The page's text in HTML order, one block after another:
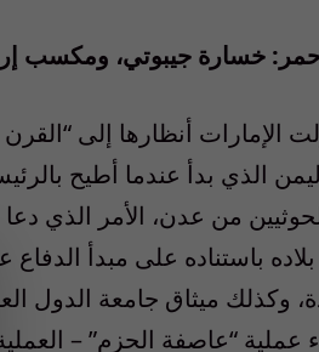
خسارة جيبوتي، ومكسب إ
الإمارات أنظارها إلى
الذي بدأ عندما أطيح
من عدن، الأمر الذي
عملية “عاصفة الحزم” –